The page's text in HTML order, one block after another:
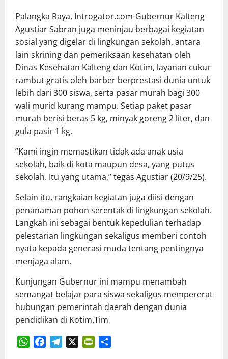
Palangka Raya, Introgator.com-Gubernur Kalteng
Agustiar Sabran juga meninjau berbagai kegiatan
sosial yang digelar di lingkungan sekolah, antara
lain skrining dan pemeriksaan kesehatan oleh
Dinas Kesehatan Kalteng dan Kotim, layanan cukur
rambut gratis oleh barber berprestasi dunia untuk
lebih dari 300 siswa, serta pasar murah bagi 300
wali murid kurang mampu. Setiap paket pasar
murah berisi beras 5 kg, minyak goreng 2 liter, dan
gula pasir 1 kg.
”Kami ingin memastikan tidak ada anak usia
sekolah, baik di kota maupun desa, yang putus
sekolah. Itu yang utama,” tegas Agustiar (20/9/25).
Selain itu, rangkaian kegiatan juga diisi dengan
penanaman pohon serentak di lingkungan sekolah.
Langkah ini sebagai bentuk kepedulian terhadap
pelestarian lingkungan sekaligus memberi contoh
nyata kepada generasi muda tentang pentingnya
menjaga alam.
Kunjungan Gubernur ini mampu menambah
semangat belajar para siswa sekaligus mempererat
hubungan pemerintah daerah dengan dunia
pendidikan di Kotim.Tim